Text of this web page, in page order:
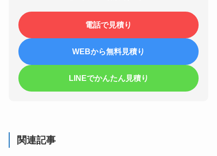
電話で見積り
WEBから無料見積り
LINEでかんたん見積り
関連記事